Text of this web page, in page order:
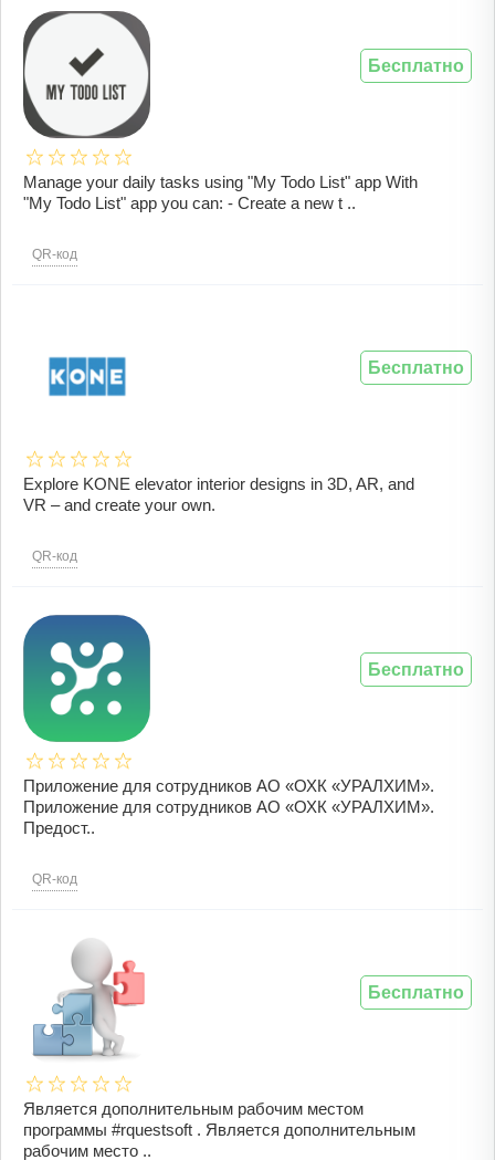
Manage your daily tasks using "My Todo List" app With
"My Todo List" app you can: - Create a new t ..
QR-код
Бесплатно
Explore KONE elevator interior designs in 3D, AR, and
VR – and create your own.
QR-код
Бесплатно
Приложение для сотрудников АО «ОХК «УРАЛХИМ».
Приложение для сотрудников АО «ОХК «УРАЛХИМ».
Предост..
QR-код
Бесплатно
Является дополнительным рабочим местом
программы #rquestsoft . Является дополнительным
рабочим место ..
Бесплатно